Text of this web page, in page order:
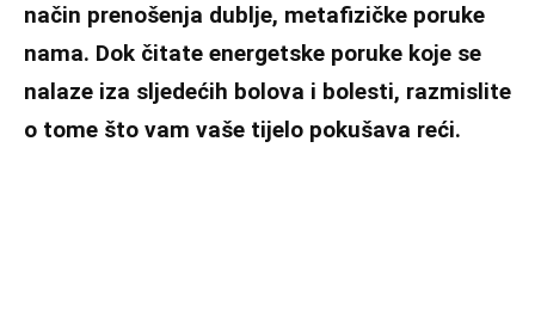
način prenošenja dublje, metafizičke poruke
nama. Dok čitate energetske poruke koje se
nalaze iza sljedećih bolova i bolesti, razmislite
o tome što vam vaše tijelo pokušava reći.